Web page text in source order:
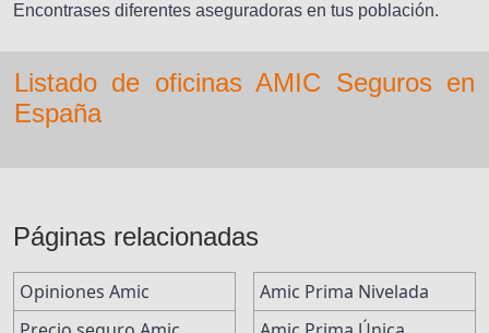
Encontrases diferentes aseguradoras en tus población.
Listado de oficinas AMIC Seguros en
España
Páginas relacionadas
Opiniones Amic
Amic Prima Nivelada